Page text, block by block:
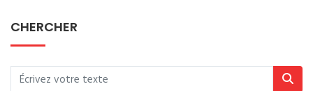
CHERCHER